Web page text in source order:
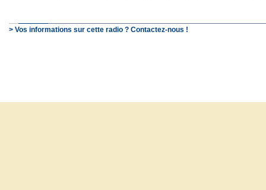
> Vos informations sur cette radio ? Contactez-nous !